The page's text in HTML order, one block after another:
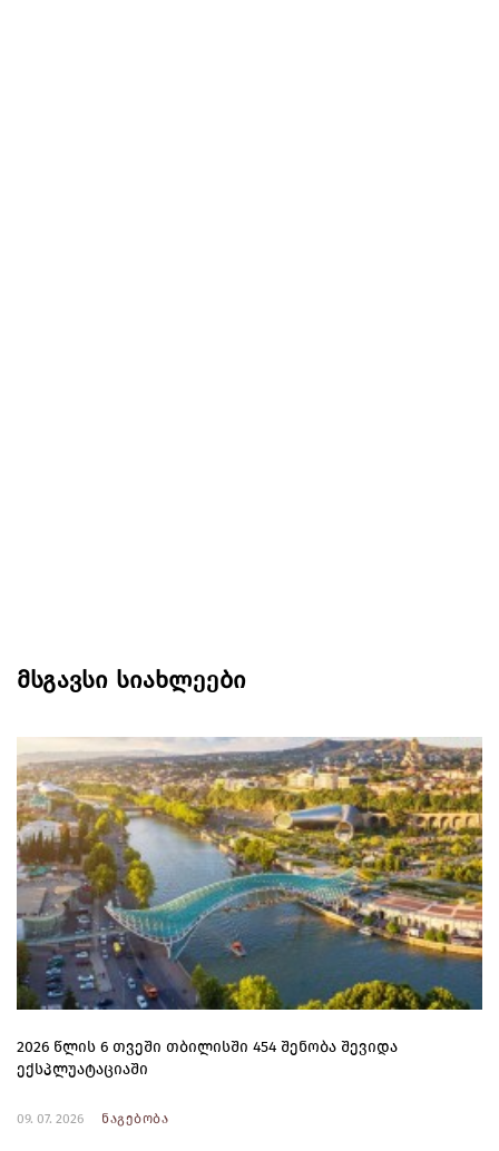
მსგავსი სიახლეები
2026 წლის 6 თვეში თბილისში 454 შენობა შევიდა
ექსპლუატაციაში
09. 07. 2026 ნაგებობა